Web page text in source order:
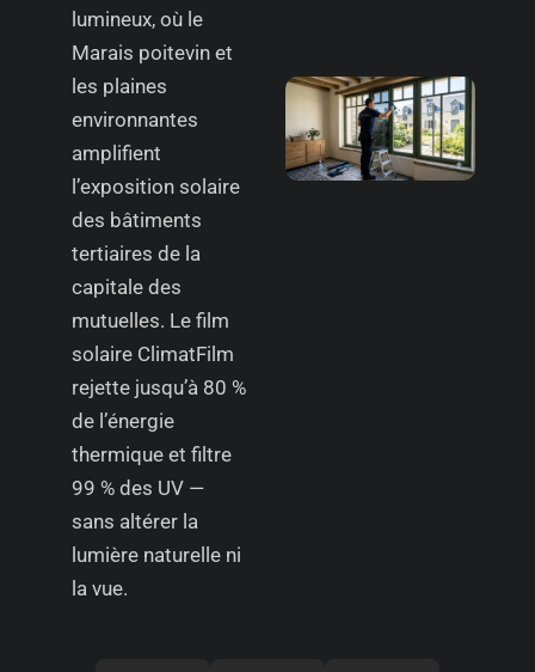
lumineux, où le
Marais poitevin et
les plaines
environnantes
amplifient
l’exposition solaire
des bâtiments
tertiaires de la
capitale des
mutuelles. Le film
solaire ClimatFilm
rejette jusqu’à 80 %
de l’énergie
thermique et filtre
99 % des UV —
sans altérer la
lumière naturelle ni
la vue.